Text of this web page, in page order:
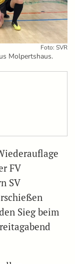
Foto: SVR
Molpertshaus.
FV
SV
Sieg beim